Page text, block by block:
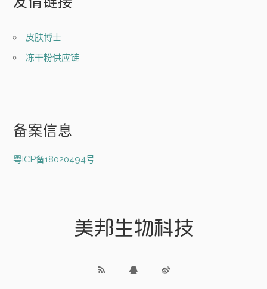
皮肤博士
冻干粉供应链
备案信息
粤ICP备18020494号